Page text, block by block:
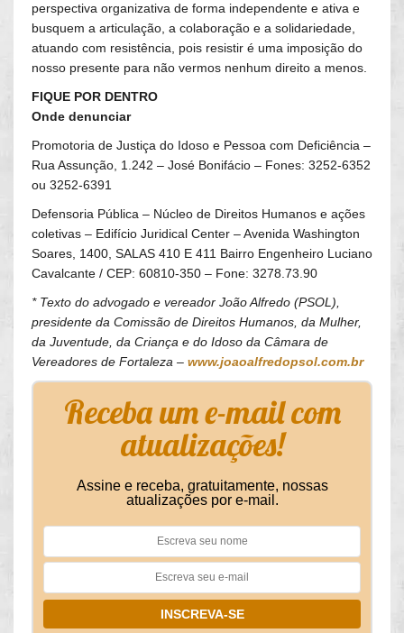
perspectiva organizativa de forma independente e ativa e
busquem a articulação, a colaboração e a solidariedade,
atuando com resistência, pois resistir é uma imposição do
nosso presente para não vermos nenhum direito a menos.
FIQUE POR DENTRO
Onde denunciar
Promotoria de Justiça do Idoso e Pessoa com Deficiência –
Rua Assunção, 1.242 – José Bonifácio – Fones: 3252-6352
ou 3252-6391
Defensoria Pública – Núcleo de Direitos Humanos e ações
coletivas – Edifício Juridical Center – Avenida Washington
Soares, 1400, SALAS 410 E 411 Bairro Engenheiro Luciano
Cavalcante / CEP: 60810-350 – Fone: 3278.73.90
* Texto do advogado e vereador João Alfredo (PSOL),
presidente da Comissão de Direitos Humanos, da Mulher,
da Juventude, da Criança e do Idoso da Câmara de
Vereadores de Fortaleza – www.joaoalfredopsol.com.br
Receba um e-mail com
atualizações!
Assine e receba, gratuitamente, nossas
atualizações por e-mail.